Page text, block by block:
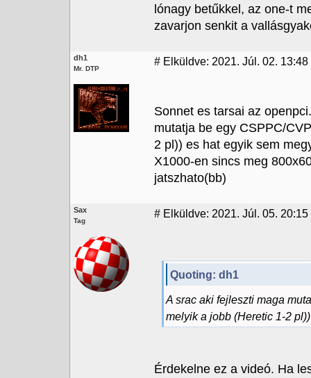
lónagy betűkkel, az one-t
zavarjon senkit a
dh1
Mr. DTP
# Elküldve: 2021. Júl. 02. 13:48
Sonnet es tarsai az
mutatja be egy CSPPC/
2 pl)) es hat egyik sem
X1000-en sincs meg
jatszhato(bb)
Sax
Tag
# Elküldve: 2021. Júl. 05. 20:15
Quoting: dh1
A srac aki fejleszti maga
melyik a jobb (Heretic 1-2 pl))
Érdekelne ez a videó. Ha